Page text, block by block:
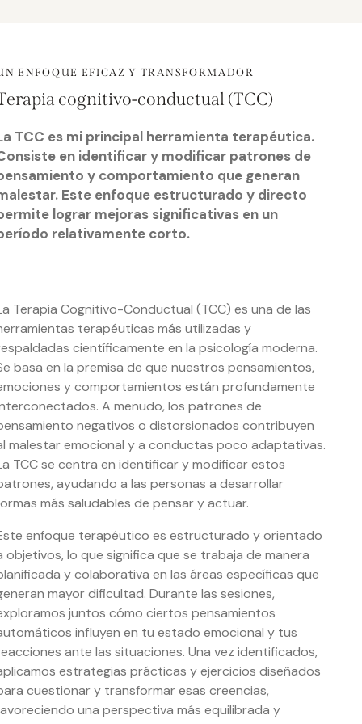
ENFOQUE EFICAZ Y TRANSFORMADOR
cognitivo-conductual (TCC)
TCC es mi principal herramienta terapéutica.
en identificar y modificar patrones de
y comportamiento que generan
Este enfoque estructurado y directo
lograr mejoras significativas en un
relativamente corto.
Terapia Cognitivo-Conductual (TCC) es una de las
terapéuticas más utilizadas y
científicamente en la psicología moderna.
basa en la premisa de que nuestros pensamientos,
y comportamientos están profundamente
A menudo, los patrones de
negativos o distorsionados contribuyen
malestar emocional y a conductas poco adaptativas.
TCC se centra en identificar y modificar estos
ayudando a las personas a desarrollar
más saludables de pensar y actuar.
enfoque terapéutico es estructurado y orientado
objetivos, lo que significa que se trabaja de manera
y colaborativa en las áreas específicas que
mayor dificultad. Durante las sesiones,
juntos cómo ciertos pensamientos
influyen en tu estado emocional y tus
ante las situaciones. Una vez identificados,
estrategias prácticas y ejercicios diseñados
cuestionar y transformar esas creencias,
una perspectiva más equilibrada y